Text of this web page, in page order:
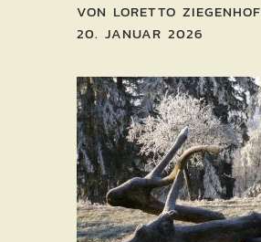
VON LORETTO ZIEGENHOF
20. JANUAR 2026